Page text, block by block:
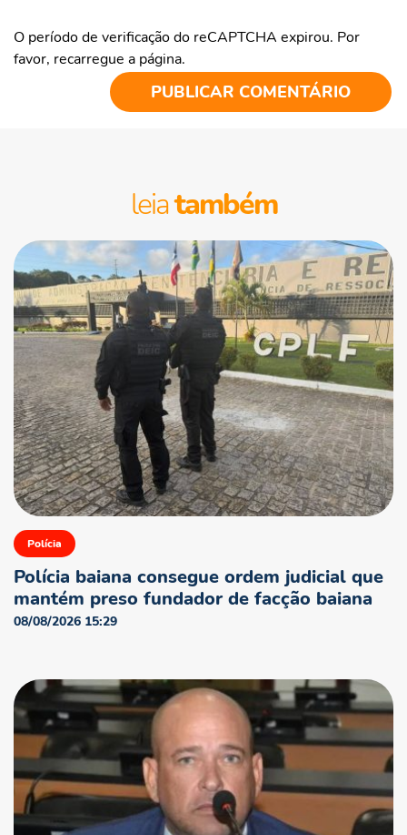
O período de verificação do reCAPTCHA expirou. Por
favor, recarregue a página.
leiatambém
Polícia
Polícia baiana consegue ordem judicial que
mantém preso fundador de facção baiana
08/08/2026 15:29